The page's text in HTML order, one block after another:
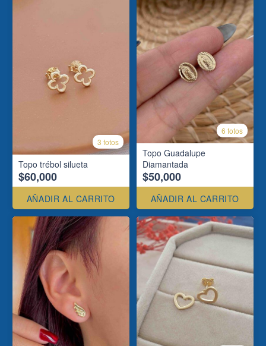
3 fotos
Topo trébol silueta
$60,000
AÑADIR AL CARRITO
6 fotos
Topo Guadalupe
Diamantada
$50,000
AÑADIR AL CARRITO